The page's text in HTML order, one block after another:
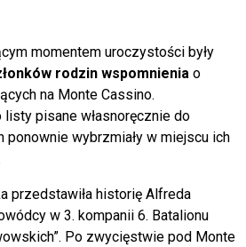
momentem uroczystości były
rodzin wspomnienia o
na Monte Cassino.
listy pisane własnoręcznie do
ponownie wybrzmiały w miejscu ich
przedstawiła historię Alfreda
w 3. kompanii 6. Batalionu
Po zwycięstwie pod Monte